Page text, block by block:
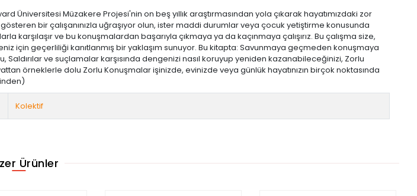
Üniversitesi Müzakere Projesi'nin on beş yıllık araştırmasından yola çıkarak hayatımızdaki zor
bir çalışanınızla uğraşıyor olun, ister maddi durumlar veya çocuk yetiştirme konusunda
karşılaşır ve bu konuşmalardan başarıyla çıkmaya ya da kaçınmaya çalışırız. Bu çalışma size,
için geçerliliği kanıtlanmış bir yaklaşım sunuyor. Bu kitapta: Savunmaya geçmeden konuşmaya
ve suçlamalar karşısında dengenizi nasıl koruyup yeniden kazanabileceğinizi, Zorlu
örneklerle dolu Zorlu Konuşmalar işinizde, evinizde veya günlük hayatınızın birçok noktasında
Kolektif
Ürünler